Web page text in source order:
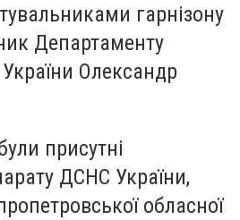
гарнізону
Департаменту
Олександр
присутні
ДСНС України,
обласної